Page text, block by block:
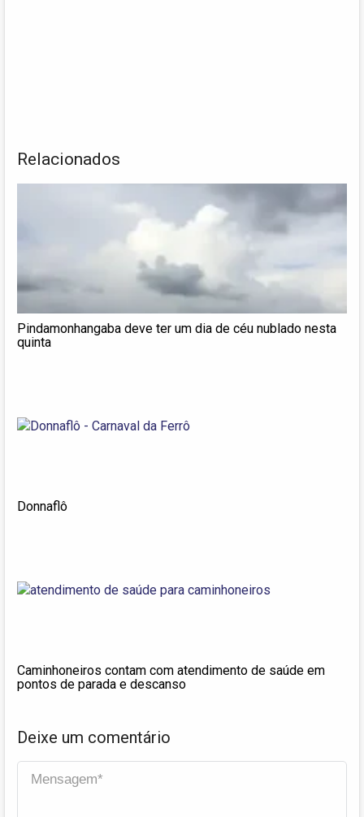
Relacionados
Pindamonhangaba deve ter um dia de céu nublado nesta
quinta
Donnaflô
Caminhoneiros contam com atendimento de saúde em
pontos de parada e descanso
Deixe um comentário